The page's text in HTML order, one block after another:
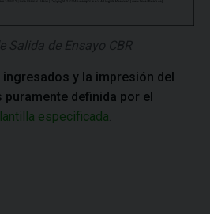
Salida de Ensayo CBR
y la impresión del
definida por el
especificada